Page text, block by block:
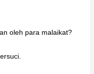
oleh para malaikat?